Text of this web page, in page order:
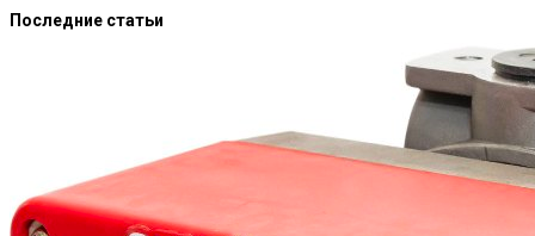
Последние статьи